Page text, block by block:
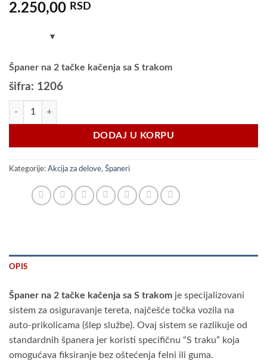
2.250,00 RSD
Španer na 2 tačke kačenja sa S trakom
šifra: 1206
Španer na 2 tačke kačenja sa S trakom količina
DODAJ U KORPU
Kategorije: Akcija za delove, Španeri
OPIS
Španer na 2 tačke kačenja sa S trakom je specijalizovani
sistem za osiguravanje tereta, najčešće točka vozila na
auto-prikolicama (šlep službe). Ovaj sistem se razlikuje od
standardnih španera jer koristi specifičnu “S traku” koja
omogućava fiksiranje bez oštećenja felni ili guma.